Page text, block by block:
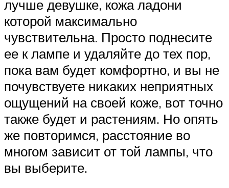
лучше девушке, кожа ладони
которой максимально
чувствительна. Просто поднесите
ее к лампе и удаляйте до тех пор,
пока вам будет комфортно, и вы не
почувствуете никаких неприятных
ощущений на своей коже, вот точно
также будет и растениям. Но опять
же повторимся, расстояние во
многом зависит от той лампы, что
вы выберите.